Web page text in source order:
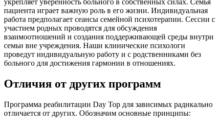
укрепляет уверенность больного в собственных силах. Семья
пациента играет важную роль в его жизни. Индивидуальная
работа предполагает сеансы семейной психотерапии. Сессии с
участием родных проводятся для обсуждения
взаимоотношений и создания поддерживающей среды внутри
семьи вне учреждения. Наши клинические психологи
проведут индивидуальную работу и с родственниками без
больного для достижения гармонии в отношениях.
Отличия от других программ
Программа реабилитации Day Top для зависимых радикально
отличается от других. Обозначим основные принципы: